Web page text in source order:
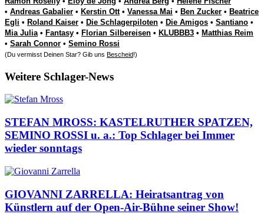
• Andreas Gabalier • Kerstin Ott• Vanessa Mai • Ben Zucker • Beatrice
Egli • Roland Kaiser • Die Schlagerpiloten • Die Amigos • Santiano •
Mia Julia• Fantasy • Florian Silbereisen • KLUBBB3 • Matthias Reim
• Sarah Connor • Semino Rossi
(Du vermisst Deinen Star? Gib uns Bescheid!)
Weitere Schlager-News
STEFAN MROSS: KASTELRUTHER SPATZEN,
SEMINO ROSSI u. a.: Top Schlager bei Immer
wieder sonntags
GIOVANNI ZARRELLA: Heiratsantrag von
Künstlern auf der Open-Air-Bühne seiner Show!